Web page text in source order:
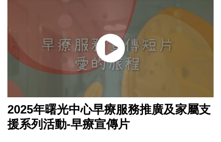
2025年曙光中心早療服務推廣及家屬支
援系列活動-早療宣傳片